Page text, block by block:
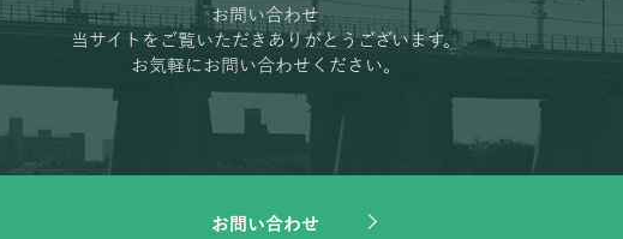
お問い合わせ
当サイトをご覧いただきありがとうございます。
お気軽にお問い合わせください。
お問い合わせ